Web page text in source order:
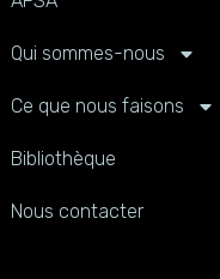
Qui sommes-nous
Ce que nous faisons
Bibliothèque
Nous contacter